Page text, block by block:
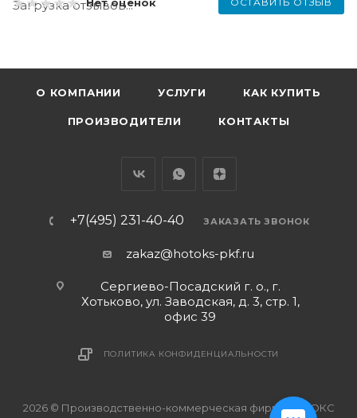
Нет оценок
Загрузка отзывов...
О КОМПАНИИ УСЛУГИ КАК КУПИТЬ
ПРОИЗВОДИТЕЛИ КОНТАКТЫ
+7(495) 231-40-40 ЗАКАЗАТЬ ЗВОНОК
zakaz@hotoks-pkf.ru
Сергиево-Посадский г. о., г.
Хотьково, ул. Заводская, д. 3, стр. 1,
офис 39
ПОЛИТИКА КОНФИДЕНЦИАЛЬНОСТИ
2026 © Производственно-коммерческая фирма ХОТОКС